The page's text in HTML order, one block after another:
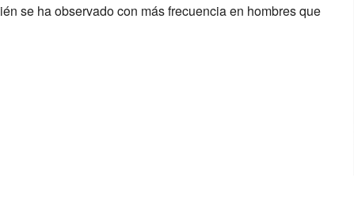
se ha observado con más frecuencia en hombres que